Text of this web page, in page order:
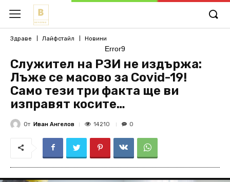
Здраве Лайфстайл Новини
Error9
Служител на РЗИ не издържа:
Лъже се масово за Covid-19!
Само тези три факта ще ви
изправят косите…
От Иван Ангелов 14210 0